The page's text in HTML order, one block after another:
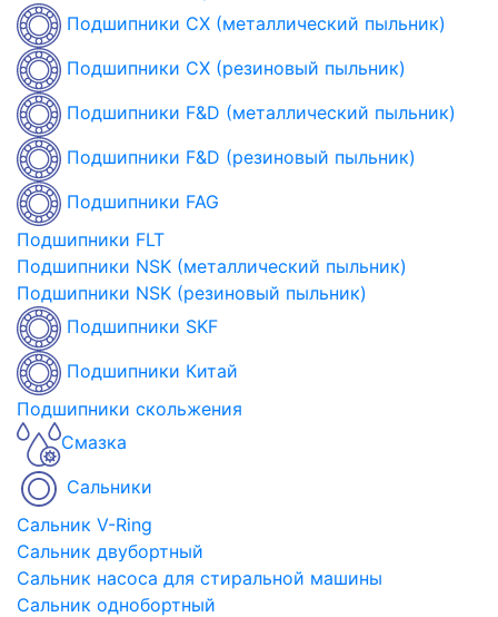
Подшипники CX (металлический пыльник)
Подшипники CX (резиновый пыльник)
Подшипники F&D (металлический пыльник)
Подшипники F&D (резиновый пыльник)
Подшипники FAG
Подшипники FLT
Подшипники NSK (металлический пыльник)
Подшипники NSK (резиновый пыльник)
Подшипники SKF
Подшипники Китай
Подшипники скольжения
Смазка
Сальники
Сальник V-Ring
Сальник двубортный
Сальник насоса для стиральной машины
Сальник однобортный